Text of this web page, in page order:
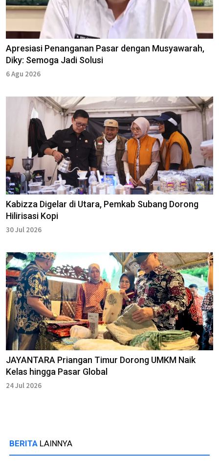
Apresiasi Penanganan Pasar dengan Musyawarah,
Diky: Semoga Jadi Solusi
6 Agu 2026
Kabizza Digelar di Utara, Pemkab Subang Dorong
Hilirisasi Kopi
30 Jul 2026
JAYANTARA Priangan Timur Dorong UMKM Naik
Kelas hingga Pasar Global
24 Jul 2026
BERITA LAINNYA